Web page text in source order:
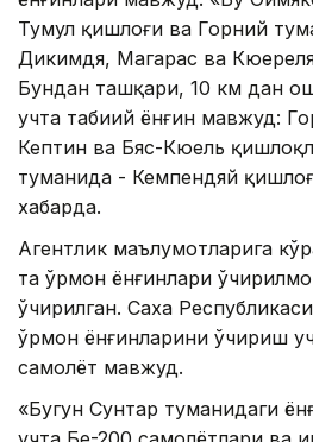
Тумул қишлоғи ва Горний
Дикимдя, Магарас ва
Бундан ташқари, 10 км дан
учта табиий ёнғин мавжуд:
Кептин ва Бяс-Кюель
туманида - Кемпендяй
хабарда.
Агентлик маълумотларига
та ўрмон ёнғинлари
ўчирилган. Саха
ўрмон ёнғинларини ўчириш
самолёт мавжуд.
«Бугун Сунтар туманидаги